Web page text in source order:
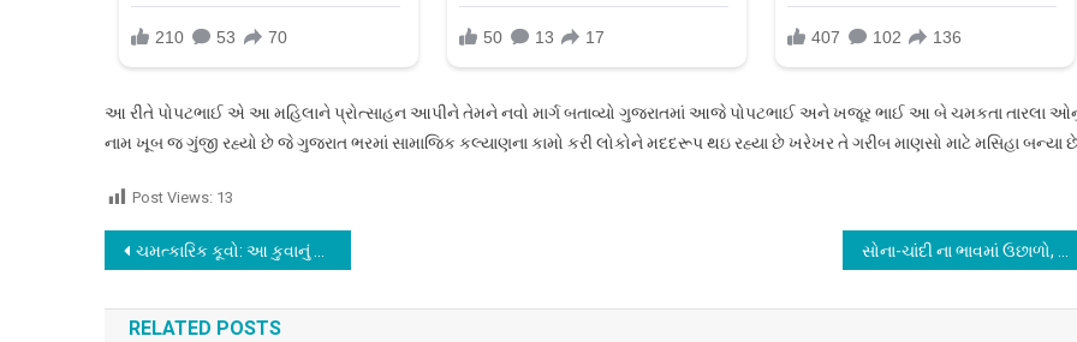
આ રીતે પોપટભાઈ એ આ મહિલાને પ્રોત્સાહન આપીને તેમને નવો માર્ગ બતાવ્યો ગુજરાતમાં આજે પોપટભાઈ અને ખજૂર ભાઈ આ બે ચમકતા તારલા
નામ ખૂબ જ ગુંજી રહ્યો છે જે ગુજરાત ભરમાં સામાજિક કલ્યાણના કામો કરી લોકોને મદદરૂપ થઇ રહ્યા છે ખરેખર તે ગરીબ માણસો માટે મસિહા બન્યા
Post Views: 13
Post
navigation
ચમત્કારિક કૂવો: આ કુવાનું પાણી પીવાથી અનેક રોગો મટે છે, ખોડીયાળ મંદિર, જાણો ચમત્કારિક.. સોના-ચાંદી ના ભાવમાં ઉછાળો, જાણો આજનો ભાવ
RELATED POSTS